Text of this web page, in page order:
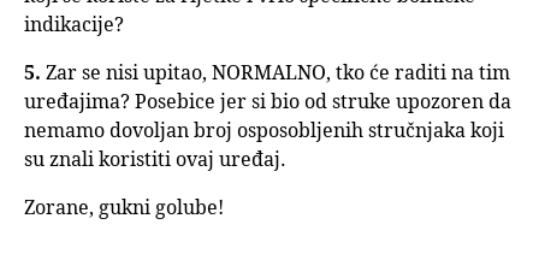
indikacije?
5. Zar se nisi upitao, NORMALNO, tko će raditi na tim
uređajima? Posebice jer si bio od struke upozoren da
nemamo dovoljan broj osposobljenih stručnjaka koji
su znali koristiti ovaj uređaj.
Zorane, gukni golube!